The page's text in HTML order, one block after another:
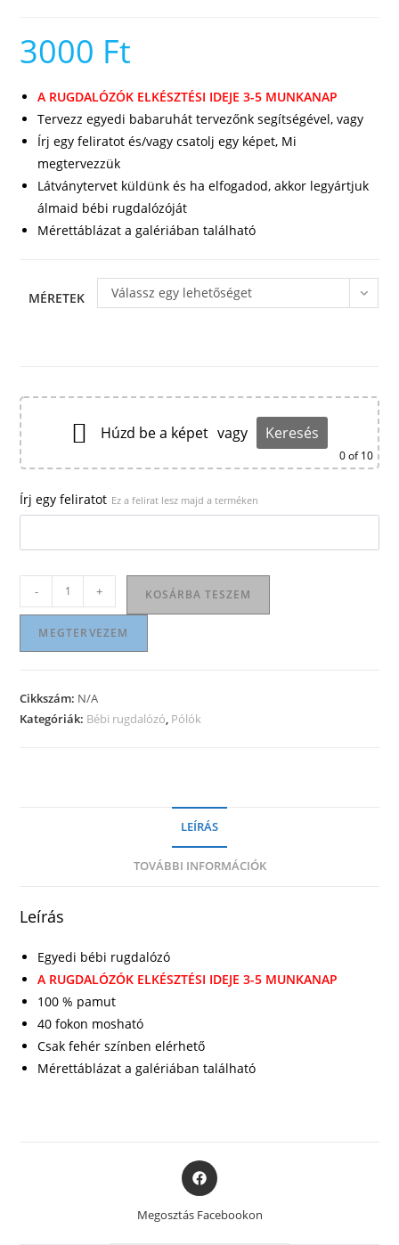
3000 Ft
A RUGDALÓZÓK ELKÉSZTÉSI IDEJE 3-5 MUNKANAP
Tervezz egyedi babaruhát tervezőnk segítségével, vagy
Írj egy feliratot és/vagy csatolj egy képet, Mi
megtervezzük
Látványtervet küldünk és ha elfogadod, akkor legyártjuk
álmaid bébi rugdalózóját
Mérettáblázat a galériában található
MÉRETEK Válassz egy lehetőséget
Húzd be a képet vagy Keresés
0of 10
Írj egy feliratot Ez a felirat lesz majd a terméken
rugdalózó
mennyiség
- + KOSÁRBA TESZEM
MEGTERVEZEM
Cikkszám: N/A
Kategóriák: Bébi rugdalózó, Pólók
LEÍRÁS
TOVÁBBI INFORMÁCIÓK
Leírás
Egyedi bébi rugdalózó
A RUGDALÓZÓK ELKÉSZTÉSI IDEJE 3-5 MUNKANAP
100 % pamut
40 fokon mosható
Csak fehér színben elérhető
Mérettáblázat a galériában található
Opens
in
new
Megosztás Facebookon